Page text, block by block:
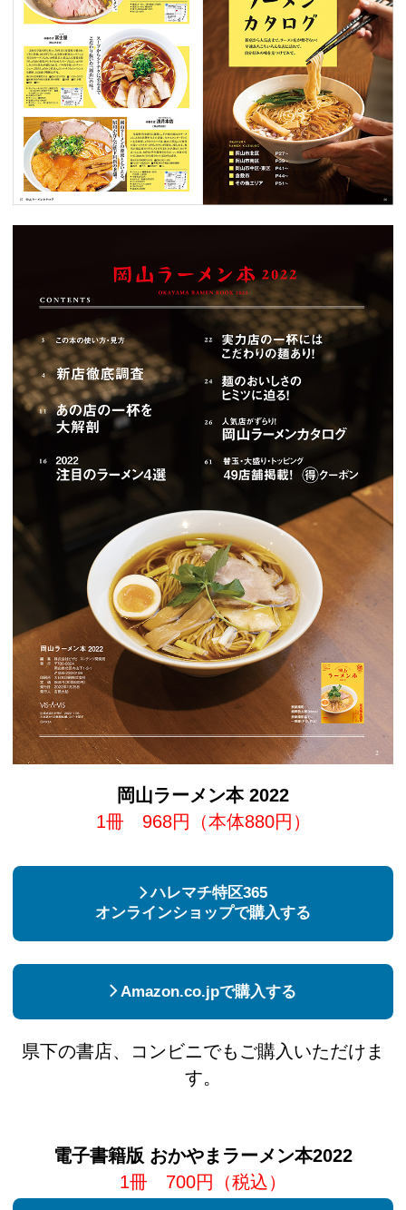
岡山ラーメン本 2022
1冊 968円（本体880円）
ハレマチ特区365
オンラインショップで購入する
Amazon.co.jpで購入する
県下の書店、コンビニでもご購入いただけま
す。
電子書籍版 おかやまラーメン本2022
1冊 700円（税込）